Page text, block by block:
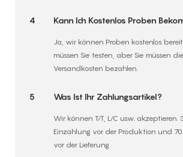
4 Kann Ich Kostenlos Proben
Ja, wir können Proben kostenlos
müssen Sie testen, aber Sie müssen die
Versandkosten bezahlen.
5 Was Ist Ihr Zahlungsartikel?
Wir können T/T, L/C usw. akzeptieren.
Einzahlung vor der Produktion und
vor der Lieferung.